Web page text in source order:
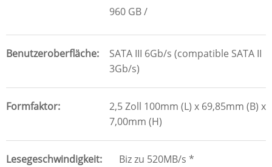
960 GB
Benutzeroberfläche
SATA III 6Gb/s (compatible SATA II
3Gb/s)
Formfaktor
2,5 Zoll 100mm (L) x 69,85mm (B) x
7,00mm (H)
Lesegeschwindigkeit Biz zu 520MB/s *